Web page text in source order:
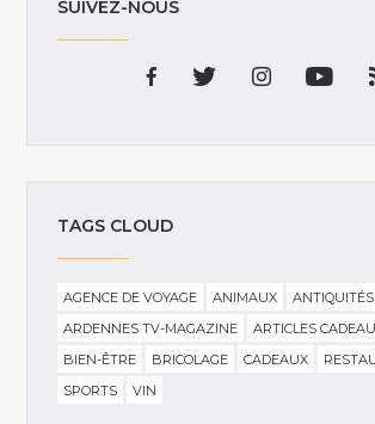
SUIVEZ-NOUS
TAGS CLOUD
AGENCE DE VOYAGE ANIMAUX
ANTIQUITÉS
ARDENNES TV-MAGAZINE
ARTICLES
BIEN-ÊTRE
BRICOLAGE CADEAUX
SPORTS
VIN